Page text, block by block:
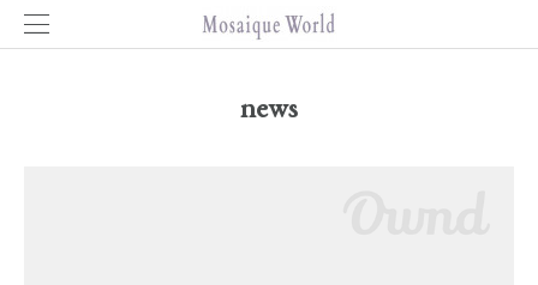
news